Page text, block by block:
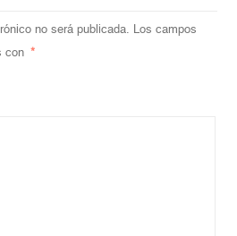
no será publicada. Los campos
con *